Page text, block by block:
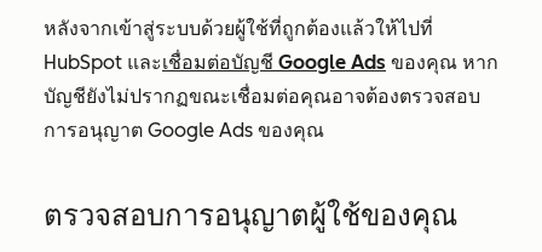
หลังจากเข้าสู่ระบบด้วยผู้ใช้ที่ถูกต้องแล้วให้ไปที่
HubSpot และเชื่อมต่อบัญชี Google Ads ของคุณ หาก
บัญชียังไม่ปรากฏขณะเชื่อมต่อคุณอาจต้องตรวจสอบ
การอนุญาต Google Ads ของคุณ
ตรวจสอบการอนุญาตผู้ใช้ของคุณ